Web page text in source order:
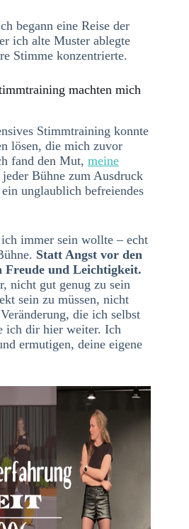
begann eine Reise der
ich alte Muster ablegte
Stimme konzentrierte.
machten mich
Stimmtraining konnte
lösen, die mich zuvor
fand den Mut, meine
Bühne zum Ausdruck
unglaublich befreiendes
immer sein wollte – echt
Statt Angst vor den
und Leichtigkeit.
nicht gut genug zu sein
sein zu müssen, nicht
die ich selbst
ich dir hier weiter. Ich
ermutigen, deine eigene